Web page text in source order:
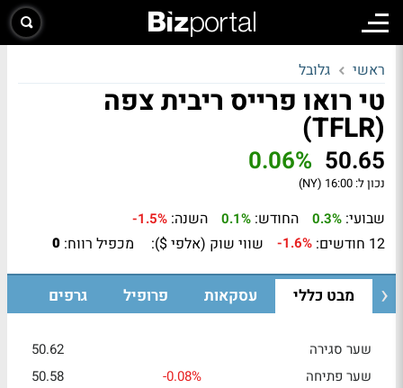
ראשי גלובל
טי רואו פרייס ריבית צפה
(TFLR)
50.65
0.06%
נכון ל: 16:00 (NY)
שבועי: 0.3% החודש: 0.1% השנה: -1.5%
12 חודשים: -1.6% שווי שוק (אלפי $): מכפיל רווח: 0
מבט כללי עסקאות פרופיל גרפים
שער סגירה
50.62
שער פתיחה
-0.08%
50.58